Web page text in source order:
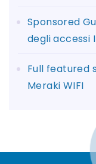
Sponsored Guest Access per la gestione
degli accessi
Full featured sponsored guest access for
Meraki WIFI